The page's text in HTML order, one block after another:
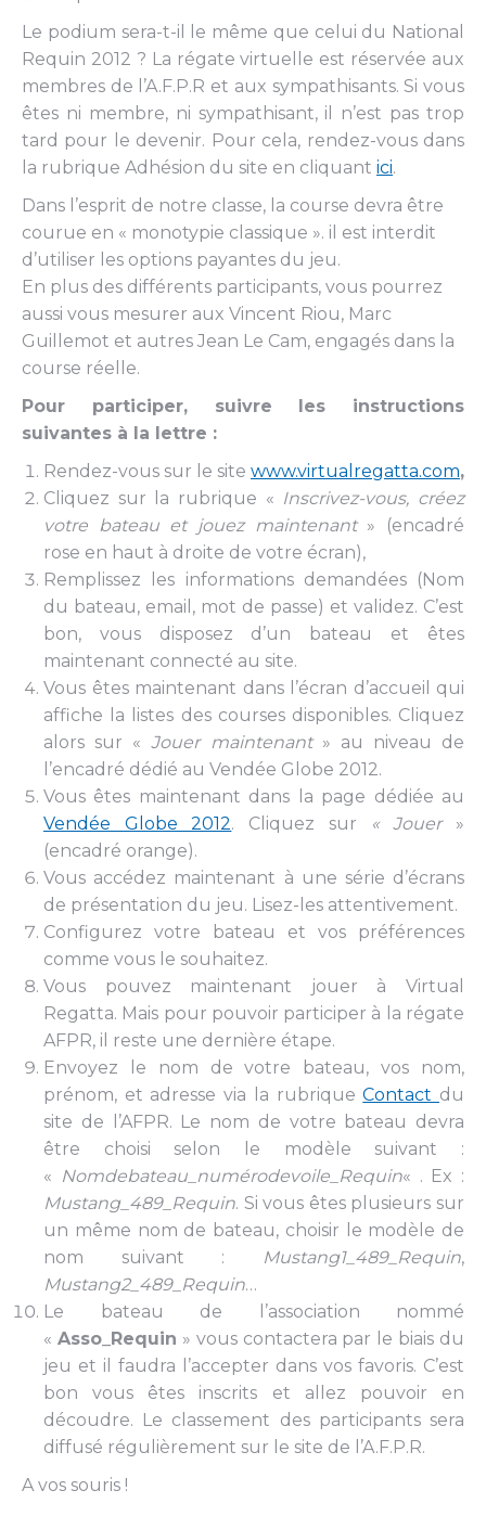
Le podium sera-t-il le même que celui du National
Requin 2012 ? La régate virtuelle est réservée aux
membres de l’A.F.P.R et aux sympathisants. Si vous
êtes ni membre, ni sympathisant, il n’est pas trop
tard pour le devenir. Pour cela, rendez-vous dans
la rubrique Adhésion du site en cliquant ici.
Dans l’esprit de notre classe, la course devra être
courue en « monotypie classique ». il est interdit
d’utiliser les options payantes du jeu.
En plus des différents participants, vous pourrez
aussi vous mesurer aux Vincent Riou, Marc
Guillemot et autres Jean Le Cam, engagés dans la
course réelle.
Pour participer, suivre les instructions
suivantes à la lettre :
Rendez-vous sur le site www.virtualregatta.com,
Cliquez sur la rubrique « Inscrivez-vous, créez
votre bateau et jouez maintenant» (encadré
rose en haut à droite de votre écran),
Remplissez les informations demandées (Nom
du bateau, email, mot de passe) et validez. C’est
bon, vous disposez d’un bateau et êtes
maintenant connecté au site.
Vous êtes maintenant dans l’écran d’accueil qui
affiche la listes des courses disponibles. Cliquez
alors sur «Jouer maintenant» au niveau de
l’encadré dédié au Vendée Globe 2012.
Vous êtes maintenant dans la page dédiée au
Vendée Globe 2012. Cliquez sur « Jouer»
(encadré orange).
Vous accédez maintenant à une série d’écrans
de présentation du jeu. Lisez-les attentivement.
Configurez votre bateau et vos préférences
comme vous le souhaitez.
Vous pouvez maintenant jouer à Virtual
Regatta. Mais pour pouvoir participer à la régate
AFPR, il reste une dernière étape.
Envoyez le nom de votre bateau, vos nom,
prénom, et adresse via la rubriqueContact du
site de l’AFPR. Le nom de votre bateau devra
être choisi selon le modèle suivant :
« Nomdebateau_numérodevoile_Requin« . Ex :
Mustang_489_Requin. Si vous êtes plusieurs sur
un même nom de bateau, choisir le modèle de
nom suivant :
Mustang1_489_Requin,
Mustang2_489_Requin…
Le bateau de l’association nommé
« Asso_Requin » vous contactera par le biais du
jeu et il faudra l’accepter dans vos favoris. C’est
bon vous êtes inscrits et allez pouvoir en
découdre. Le classement des participants sera
diffusé régulièrement sur le site de l’A.F.P.R.
A vos souris !